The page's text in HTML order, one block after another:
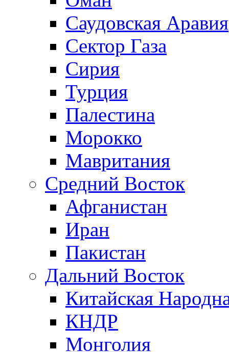
Саудовская Аравия
Сектор Газа
Сирия
Турция
Палестина
Морокко
Мавритания
Средний Восток
Афганистан
Иран
Пакистан
Дальний Восток
Китайская
КНДР
Монголия